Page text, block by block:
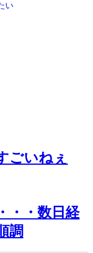
い
ごいねぇ
・・数日経
調